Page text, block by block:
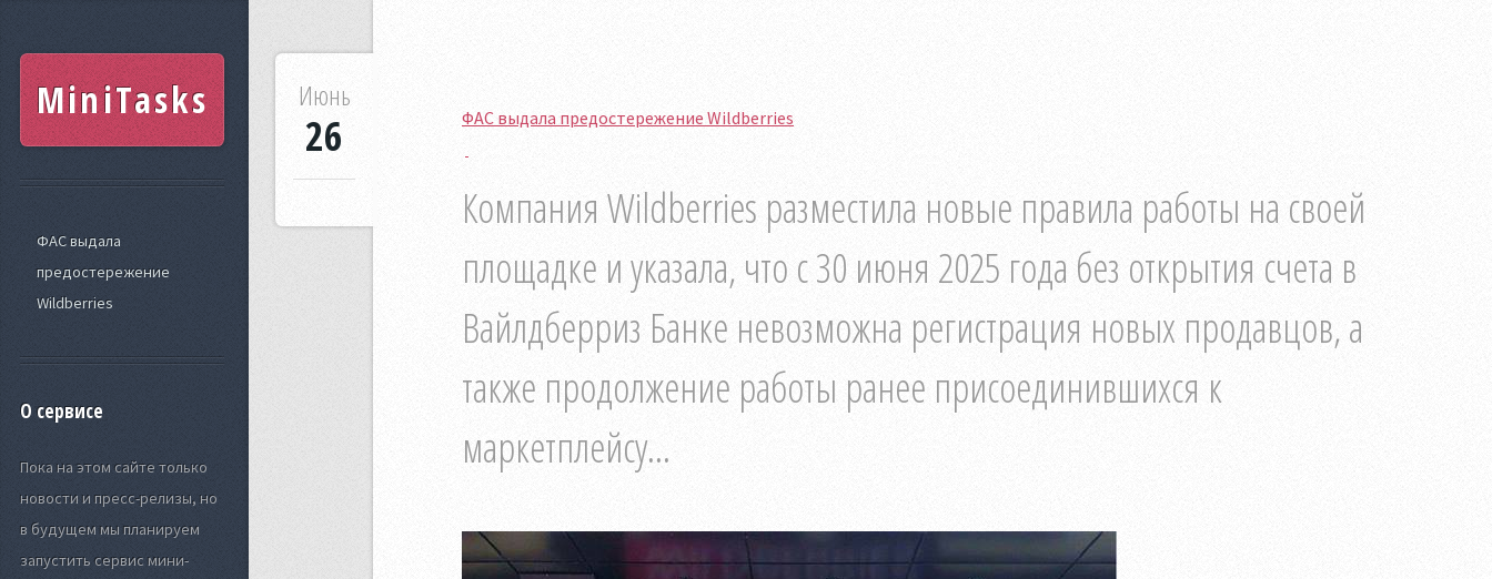
MiniTasks
ФАС выдала
предостережение
Wildberries
О сервисе
Пока на этом сайте только
новости и пресс-релизы, но
в будущем мы планируем
запустить сервис мини-
ФАС выдала предостережение Wildberries
Компания Wildberries разместила новые правила работы на своей
площадке и указала, что с 30 июня 2025 года без открытия счета в
Вайлдберриз Банке невозможна регистрация новых продавцов, а
также продолжение работы ранее присоединившихся к
маркетплейсу...
Июнь
26